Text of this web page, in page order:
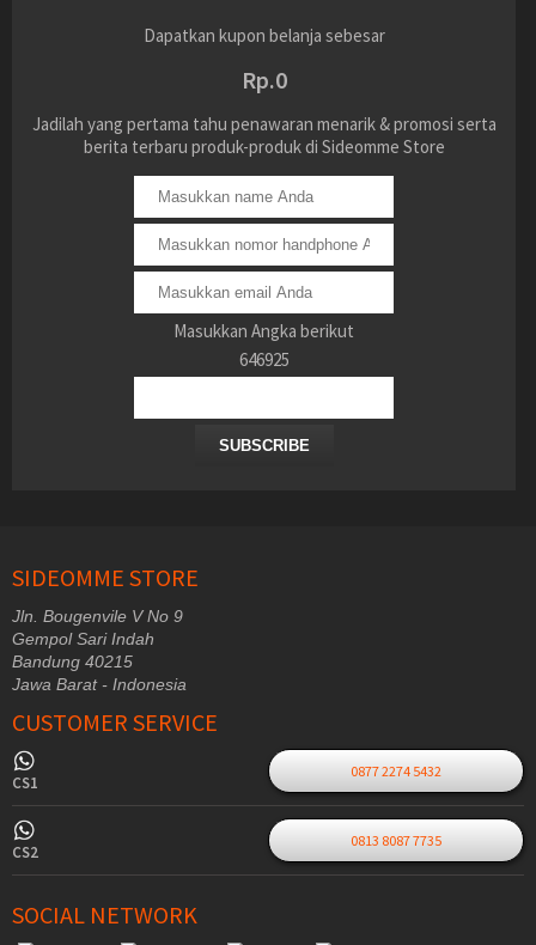
Dapatkan kupon belanja sebesar
Rp.0
Jadilah yang pertama tahu penawaran menarik & promosi serta
berita terbaru produk-produk di Sideomme Store
Masukkan Angka berikut
646925
SUBSCRIBE
SIDEOMME STORE
Jln. Bougenvile V No 9
Gempol Sari Indah
Bandung 40215
Jawa Barat - Indonesia
CUSTOMER SERVICE
CS1
0877 2274 5432
CS2
0813 8087 7735
SOCIAL NETWORK